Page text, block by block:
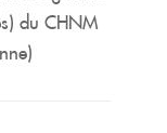
du CHNM